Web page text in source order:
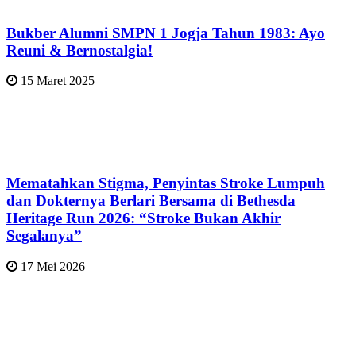
Bukber Alumni SMPN 1 Jogja Tahun 1983: Ayo
Reuni & Bernostalgia!
15 Maret 2025
Mematahkan Stigma, Penyintas Stroke Lumpuh
dan Dokternya Berlari Bersama di Bethesda
Heritage Run 2026: “Stroke Bukan Akhir
Segalanya”
17 Mei 2026